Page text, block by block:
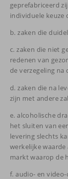
geprefabriceerd
individuele keuze
b. zaken die
c. zaken die niet
redenen van
de verzegeling na
d. zaken die na
zijn met andere
e. alcoholische
het sluiten van
levering slechts
werkelijke
markt waarop de
f. audio- en